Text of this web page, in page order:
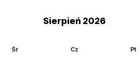
Sierpień 2026
Śr Cz Pt